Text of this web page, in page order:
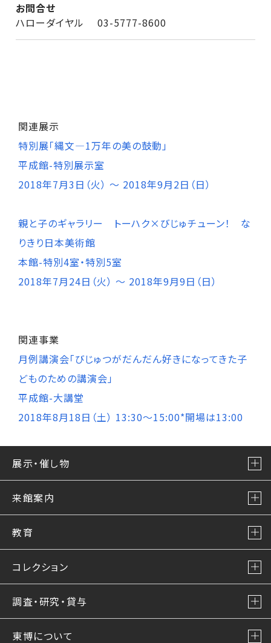
お問合せ
ハローダイヤル 03-5777-8600
関連展示
特別展「縄文―1万年の美の鼓動」
平成館-特別展示室
2018年7月3日（火） ～ 2018年9月2日（日）
親と子のギャラリー トーハク×びじゅチューン！ な
りきり日本美術館
本館-特別4室・特別5室
2018年7月24日（火） ～ 2018年9月9日（日）
関連事業
月例講演会「びじゅつがだんだん好きになってきた子
どものための講演会」
平成館-大講堂
2018年8月18日（土） 13:30～15:00*開場は13:00
展示・催し物
来館案内
教育
コレクション
調査・研究・貸与
東博について